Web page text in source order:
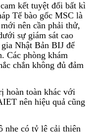
kết tuyệt đối bất kì
Tế bào gốc MSC là
nên cần phải thử,
sự giám sát cao
Nhật Bản BIJ để
Các phòng khám
chắn không đủ đảm
hoàn toàn khác với
nên hiệu quả cũng
nhẹ có tỷ lệ cải thiện